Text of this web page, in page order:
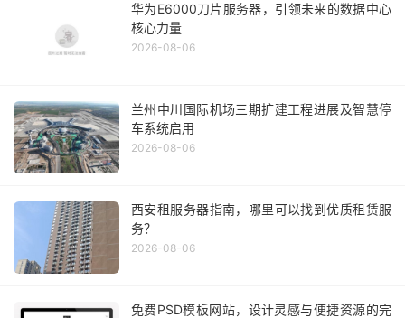
华为E6000刀片服务器，引领未来的数据中心
核心力量
2026-08-06
兰州中川国际机场三期扩建工程进展及智慧停
车系统启用
2026-08-06
西安租服务器指南，哪里可以找到优质租赁服
务？
2026-08-06
免费PSD模板网站，设计灵感与便捷资源的完